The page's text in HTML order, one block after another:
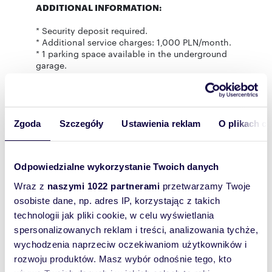
Zgoda Szczegóły Ustawienia reklam O plikach
Odpowiedzialne wykorzystanie Twoich danych
Wraz z naszymi 1022 partnerami przetwarzamy Twoje
osobiste dane, np. adres IP, korzystając z takich
technologii jak pliki cookie, w celu wyświetlania
spersonalizowanych reklam i treści, analizowania tychże,
wychodzenia naprzeciw oczekiwaniom użytkowników i
rozwoju produktów. Masz wybór odnośnie tego, kto
ADDITIONAL INFORMATION:
* Security deposit required.
* Additional service charges: 1,000 PLN/month.
* 1 parking space available in the underground
garage.
Rozwiń opis
Mieszkanie: na wynajem
Liczba
pokoi:
3
Powierzchni
a całkowita:
64,50 m 2
Lokalizacja: województwo:mazowieckie
powiat:Warszawagmina:
Mokotówmiejscowość: Warszawa